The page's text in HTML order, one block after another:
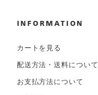
INFORMATION
カートを見る
配送方法・送料について
お支払方法について